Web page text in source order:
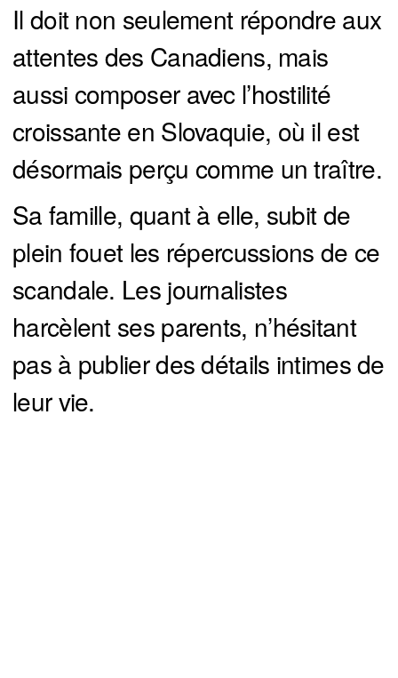
Il doit non seulement répondre aux
attentes des Canadiens, mais
aussi composer avec l’hostilité
croissante en Slovaquie, où il est
désormais perçu comme un traître.
Sa famille, quant à elle, subit de
plein fouet les répercussions de ce
scandale. Les journalistes
harcèlent ses parents, n’hésitant
pas à publier des détails intimes de
leur vie.